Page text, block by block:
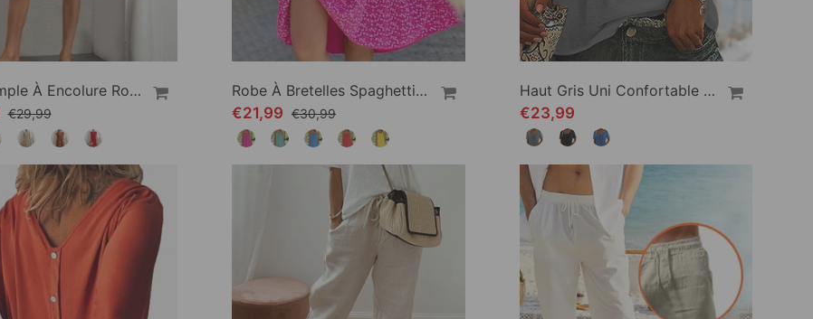
Robe Ample À Encolure Ronde
€29,99
Robe À Bretelles Spaghetti Imprimée
€21,99 €30,99
Haut Gris Uni Confortable À Manches Courtes
€23,99